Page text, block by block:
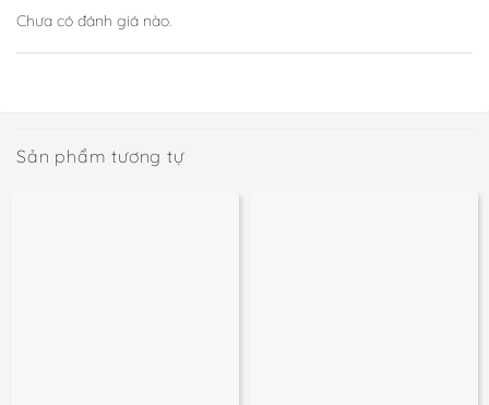
Chưa có đánh giá nào.
Sản phẩm tương tự